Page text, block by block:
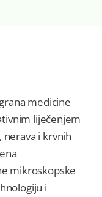
medicine
liječenjem
i krvnih
mikroskopske
i